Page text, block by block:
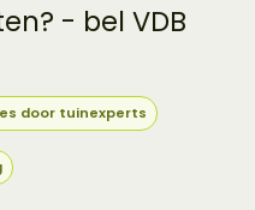
- bel VDB
door tuinexperts